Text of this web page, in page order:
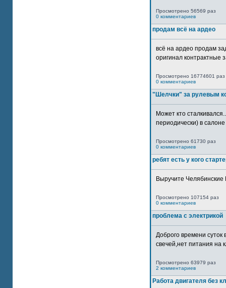
Просмотрено 56569 раз
0 комментариев
продам всё на ардео
всё на ардео продам
оригинал контрактные
Просмотрено 16774601 раз
0 комментариев
"Шелчки" за рулевым
Может кто
периодически) в
Просмотрено 61730 раз
0 комментариев
ребят есть у кого
Выручите
Просмотрено 107154 раз
0 комментариев
проблема с электрикой
Доброго времени суток
свечей,нет питания на
Просмотрено 63979 раз
2 комментариев
Работа двигателя без